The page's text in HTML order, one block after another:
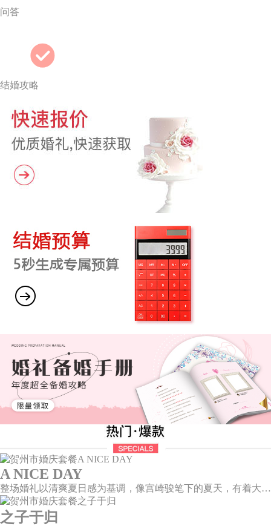
问答
结婚攻略
A NICE DAY
整场婚礼以清爽夏日感为基调，像宫崎骏笔下的夏天，有着大朵大朵像棉花糖似的白云，有蔚蓝蔚蓝的天空和青绿青绿的草地，有着童话世界里干净纯洁的美好，有着日系画风下的治愈感。
之子于归